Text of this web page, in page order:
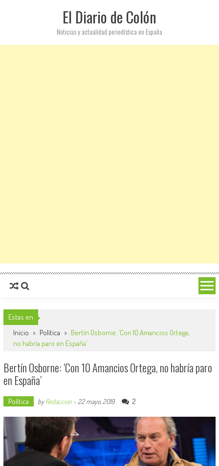
El Diario de Colón
Noticias y actualidad periodística en España
Estas en
Inicio > Política > Bertín Osborne: ‘Con 10 Amancios Ortega,
no habría paro en España’
Bertín Osborne: ‘Con 10 Amancios Ortega, no habría paro
en España’
Política byRedaccion- 22 mayo, 2019 2